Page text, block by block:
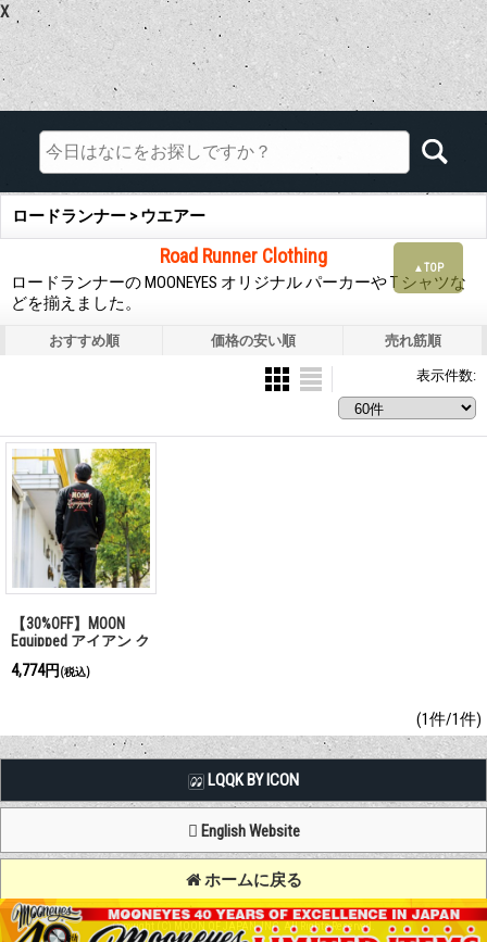
X
ロードランナー > ウエアー
Road Runner Clothing
ロードランナーの MOONEYES オリジナル パーカーや T シャツな
どを揃えました。
おすすめ順 価格の安い順 売れ筋順
表示件数:
【30%OFF】MOON
Equipped アイアン ク
スリーブ Tシャツ
4,774円(税込)
(1件/1件)
LQQK BY ICON
English Website
ホームに戻る
Copyright (C) MOON OF JAPAN, INC. All Rights Reserved.
▲TOP